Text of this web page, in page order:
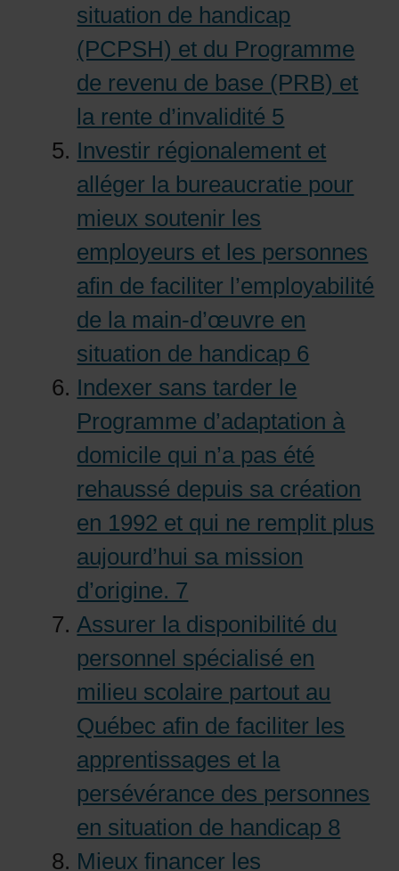
situation de handicap
(PCPSH) et du Programme
de revenu de base (PRB) et
la rente d’invalidité 5
Investir régionalement et
alléger la bureaucratie pour
mieux soutenir les
employeurs et les personnes
afin de faciliter l’employabilité
de la main-d’œuvre en
situation de handicap 6
Indexer sans tarder le
Programme d’adaptation à
domicile qui n’a pas été
rehaussé depuis sa création
en 1992 et qui ne remplit plus
aujourd’hui sa mission
d’origine. 7
Assurer la disponibilité du
personnel spécialisé en
milieu scolaire partout au
Québec afin de faciliter les
apprentissages et la
persévérance des personnes
en situation de handicap 8
Mieux financer les